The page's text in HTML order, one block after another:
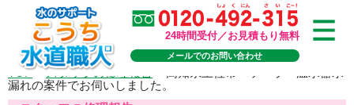
24時間受付／お見積もり無料
メールでのお問い合わせ
TOP>スタッフの修理報告
漏れの案件でお伺いしました。